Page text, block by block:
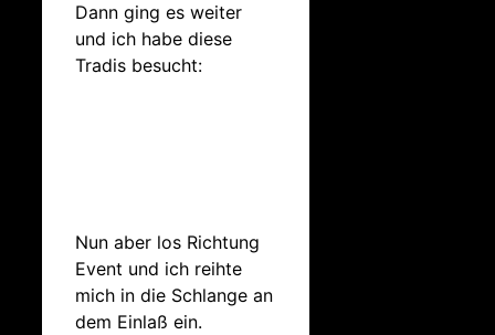
Dann ging es weiter
und ich habe diese
Tradis besucht:
Nun aber los Richtung
Event und ich reihte
mich in die Schlange an
dem Einlaß ein.